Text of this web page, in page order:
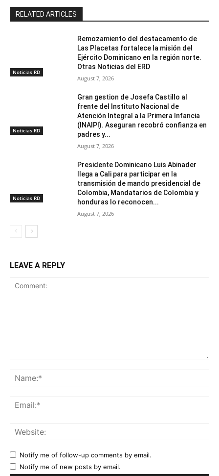
RELATED ARTICLES
Noticias RD
Remozamiento del destacamento de
Las Placetas fortalece la misión del
Ejército Dominicano en la región norte.
Otras Noticias del ERD
August 7, 2026
Noticias RD
Gran gestion de Josefa Castillo al
frente del Instituto Nacional de
Atención Integral a la Primera Infancia
(INAIPI). Aseguran recobró confianza en
padres y...
August 7, 2026
Noticias RD
Presidente Dominicano Luis Abinader
llega a Cali para participar en la
transmisión de mando presidencial de
Colombia, Mandatarios de Colombia y
honduras lo reconocen...
August 7, 2026
LEAVE A REPLY
Notify me of follow-up comments by email.
Notify me of new posts by email.